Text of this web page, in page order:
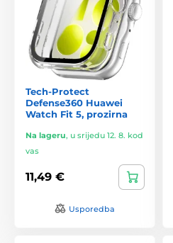
Tech-Protect
Defense360 Huawei
Watch Fit 5, prozirna
Na lageru, u srijedu 12. 8. kod
vas
11,49 €
Usporedba